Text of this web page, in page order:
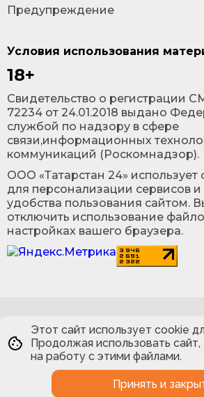
Условия использования
18+
Cвидетельство о регистрации
72234 от 24.01.2018 выдано
службой по надзору в сфере
связи,информационных
коммуникаций (Роскомнадзор).
ООО «Татарстан 24»
для персонализации сервисов
удобства пользования сайтом.
отключить использование
настройках вашего браузера.
Предупреждение
Этот сайт использует cookie
Продолжая использовать
на работу с этими файлами.
Принять и